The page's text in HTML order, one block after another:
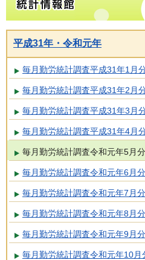
平成31年・令和元年
毎月勤労統計調査平成31年1月
毎月勤労統計調査平成31年2月
毎月勤労統計調査平成31年3月
毎月勤労統計調査平成31年4月
毎月勤労統計調査令和元年5月分
毎月勤労統計調査令和元年6月分
毎月勤労統計調査令和元年7月分
毎月勤労統計調査令和元年8月分
毎月勤労統計調査令和元年9月
毎月勤労統計調査令和元年10月